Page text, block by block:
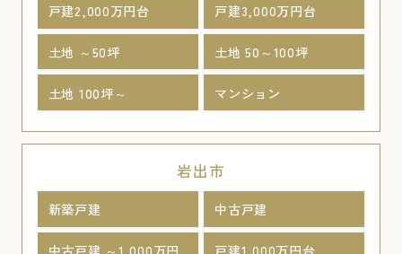
戸建2,000万円台 戸建3,000万円台
土地 ～50坪 土地 50～100坪
土地 100坪～ マンション
岩出市
新築戸建 中古戸建
中古戸建 ～1,000万円 戸建1,000万円台